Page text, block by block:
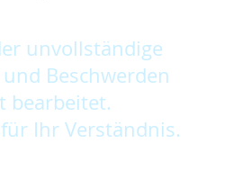
unvollständige
Beschwerden
bearbeitet.
Ihr Verständnis.